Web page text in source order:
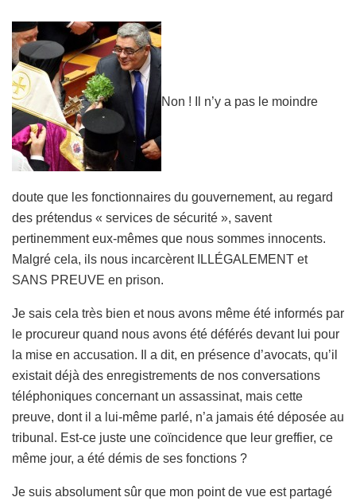
Non ! Il n’y a pas le moindre
doute que les fonctionnaires du gouvernement, au regard
des prétendus « services de sécurité », savent
pertinemment eux-mêmes que nous sommes innocents.
Malgré cela, ils nous incarcèrent ILLÉGALEMENT et
SANS PREUVE en prison.
Je sais cela très bien et nous avons même été informés par
le procureur quand nous avons été déférés devant lui pour
la mise en accusation. Il a dit, en présence d’avocats, qu’il
existait déjà des enregistrements de nos conversations
téléphoniques concernant un assassinat, mais cette
preuve, dont il a lui-même parlé, n’a jamais été déposée au
tribunal. Est-ce juste une coïncidence que leur greffier, ce
même jour, a été démis de ses fonctions ?
Je suis absolument sûr que mon point de vue est partagé